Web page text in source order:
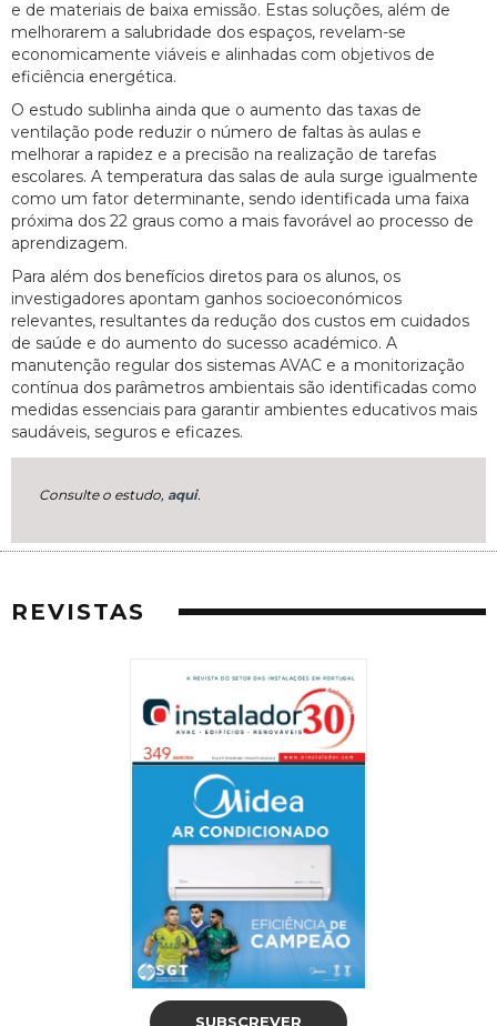
e de materiais de baixa emissão. Estas soluções, além de
melhorarem a salubridade dos espaços, revelam-se
economicamente viáveis e alinhadas com objetivos de
eficiência energética.
O estudo sublinha ainda que o aumento das taxas de
ventilação pode reduzir o número de faltas às aulas e
melhorar a rapidez e a precisão na realização de tarefas
escolares. A temperatura das salas de aula surge igualmente
como um fator determinante, sendo identificada uma faixa
próxima dos 22 graus como a mais favorável ao processo de
aprendizagem.
Para além dos benefícios diretos para os alunos, os
investigadores apontam ganhos socioeconómicos
relevantes, resultantes da redução dos custos em cuidados
de saúde e do aumento do sucesso académico. A
manutenção regular dos sistemas AVAC e a monitorização
contínua dos parâmetros ambientais são identificadas como
medidas essenciais para garantir ambientes educativos mais
saudáveis, seguros e eficazes.
Consulte o estudo, aqui.
REVISTAS
SUBSCREVER